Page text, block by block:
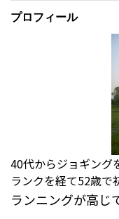
プロフィール
40代からジョギング
ランクを経て52歳で
ランニングが高じ